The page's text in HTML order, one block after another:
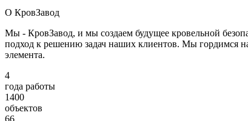
О КровЗавод
Мы - КровЗавод, и мы создаем будущее кровельной
подход к решению задач наших клиентов. Мы гордимся
элемента.
4
года работы
1400
объектов
66